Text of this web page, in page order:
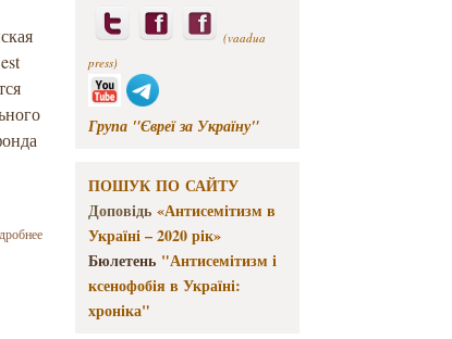
о В Харькове
танцевальный
семинар-
(vaadua
press)
Група "Євреї за Україну"
ПОШУК ПО САЙТУ
Доповідь «Антисемітизм в
Україні – 2020 рік»
Бюлетень "Антисемітизм і
ксенофобія в Україні:
хроніка"